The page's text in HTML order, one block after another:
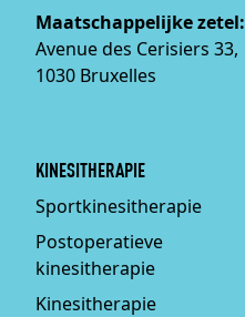
Maatschappelijke zetel:
Avenue des Cerisiers 33,
1030 Bruxelles
KINESITHERAPIE
Sportkinesitherapie
Postoperatieve
kinesitherapie
Kinesitherapie